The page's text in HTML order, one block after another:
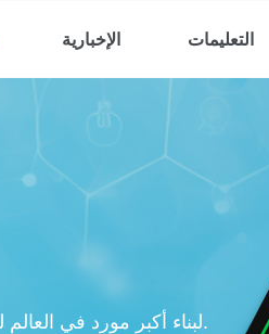
الإخبارية التعليمات
لبناء أكبر مورد في العالم لشرائط اختبار نسبة الجلوكوز في الدم.